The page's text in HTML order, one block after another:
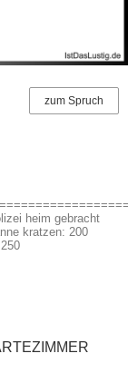
zum Spruch
heim gebracht
kratzen: 200